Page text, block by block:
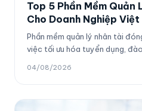
Top 5 Phần Mềm Quản
Cho Doanh Nghiệp Việt
Phần mềm quản lý nhân tài
việc tối ưu hóa tuyển dụng,
04/08/2026